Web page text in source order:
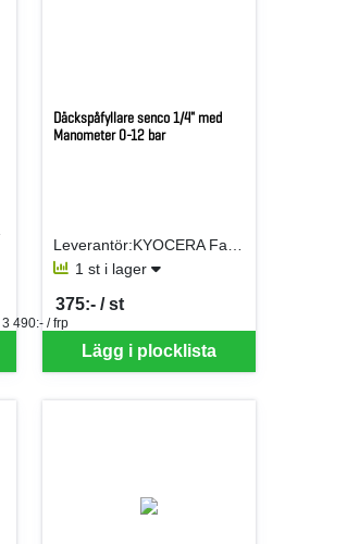
3 490:- / frp
Däckspåfyllare senco 1/4" med
Manometer 0-12 bar
1 st i lager
Lägg i plocklista
375:- / st
SEK per ST